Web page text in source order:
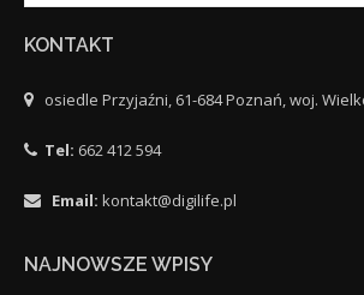
KONTAKT
osiedle Przyjaźni, 61-684 Poznań, woj.
Tel: 662 412 594
Email: kontakt@digilife.pl
NAJNOWSZE WPISY